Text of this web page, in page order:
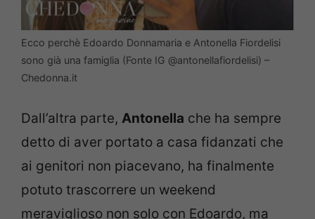
Ecco perchè Edoardo Donnamaria e Antonella Fiordelisi
sono già una famiglia (Fonte IG @antonellafiordelisi) –
Chedonna.it
Dall’altra parte, Antonella che ha sempre
detto di aver portato a casa fidanzati che
ai genitori non piacevano, ha finalmente
potuto trascorrere un weekend
meraviglioso non solo con Edoardo, ma